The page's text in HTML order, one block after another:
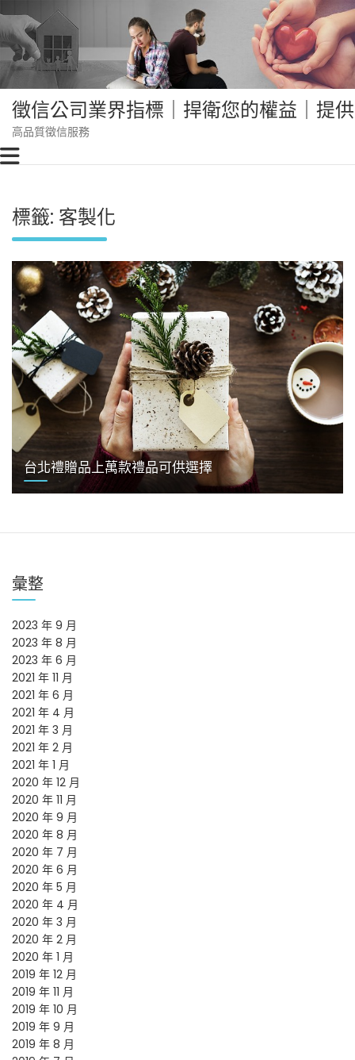
to
content
徵信公司業界指標｜捍衛您的權益｜提
高品質徵信服務
標籤: 客製化
台北禮贈品上萬款禮品可供選擇
彙整
2023 年 9 月
2023 年 8 月
2023 年 6 月
2021 年 11 月
2021 年 6 月
2021 年 4 月
2021 年 3 月
2021 年 2 月
2021 年 1 月
2020 年 12 月
2020 年 11 月
2020 年 9 月
2020 年 8 月
2020 年 7 月
2020 年 6 月
2020 年 5 月
2020 年 4 月
2020 年 3 月
2020 年 2 月
2020 年 1 月
2019 年 12 月
2019 年 11 月
2019 年 10 月
2019 年 9 月
2019 年 8 月